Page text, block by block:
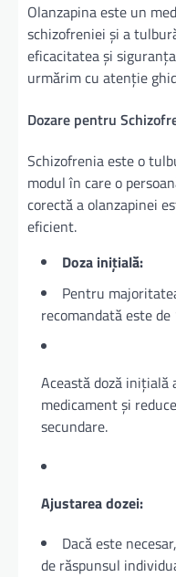
Olanzapina este un
schizofreniei și a
eficacitatea și
urmărim cu atenție
Dozare pentru
Schizofrenia este o
modul în care o
corectă a olanzapinei
eficient.
Doza inițială:
Pentru
recomandată este
Această doză inițială
medicament și
secundare.
Ajustarea dozei:
Dacă este
de răspunsul